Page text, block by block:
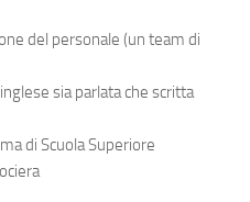
del personale (un team di
sia parlata che scritta
di Scuola Superiore